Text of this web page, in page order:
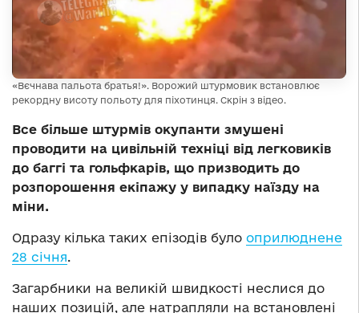
«Вєчнава пальота братья!». Ворожий штурмовик встановлює
рекордну висоту польоту для піхотинця. Скрін з відео.
Все більше штурмів окупанти змушені
проводити на цивільній техніці від легковиків
до баггі та гольфкарів, що призводить до
розпорошення екіпажу у випадку наїзду на
міни.
Одразу кілька таких епізодів було оприлюднене
28 січня.
Загарбники на великій швидкості неслися до
наших позицій, але натрапляли на встановлені